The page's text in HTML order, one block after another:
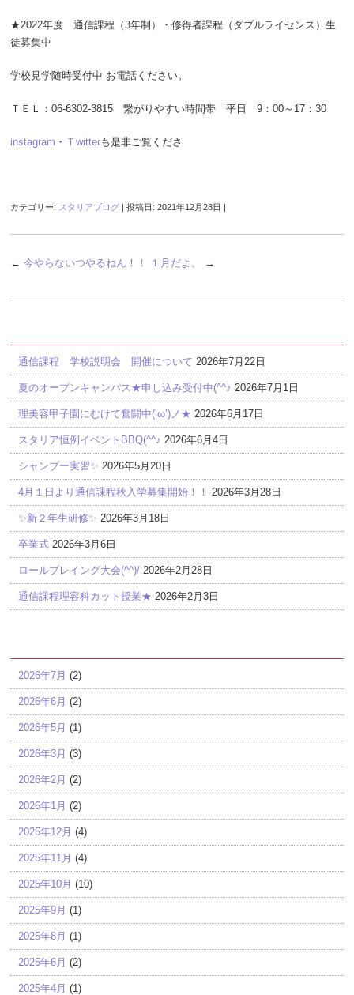
★2022年度 通信課程（3年制）・修得者課程（ダブルライセンス）生
徒募集中
学校見学随時受付中 お電話ください。
ＴＥＬ：06-6302-3815 繋がりやすい時間帯 平日 9：00～17：30
instagram ・ Ｔwitterも是非ご覧くださ
カテゴリー: スタリアブログ | 投稿日:2021年12月28日 |
← 今やらないつやるねん！！ １月だよ。 →
通信課程 学校説明会 開催について 2026年7月22日
夏のオープンキャンパス★申し込み受付中(^^♪ 2026年7月1日
理美容甲子園にむけて奮闘中(‘ω’)ノ★ 2026年6月17日
スタリア恒例イベントBBQ(^^♪ 2026年6月4日
シャンプー実習✨ 2026年5月20日
4月１日より通信課程秋入学募集開始！！ 2026年3月28日
✨新２年生研修✨ 2026年3月18日
卒業式 2026年3月6日
ロールプレイング大会(^^)/ 2026年2月28日
通信課程理容科カット授業★ 2026年2月3日
2026年7月 (2)
2026年6月 (2)
2026年5月 (1)
2026年3月 (3)
2026年2月 (2)
2026年1月 (2)
2025年12月 (4)
2025年11月 (4)
2025年10月 (10)
2025年9月 (1)
2025年8月 (1)
2025年6月 (2)
2025年4月 (1)